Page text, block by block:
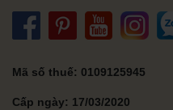
Mã số thuế: 0109125945
Cấp ngày: 17/03/2020